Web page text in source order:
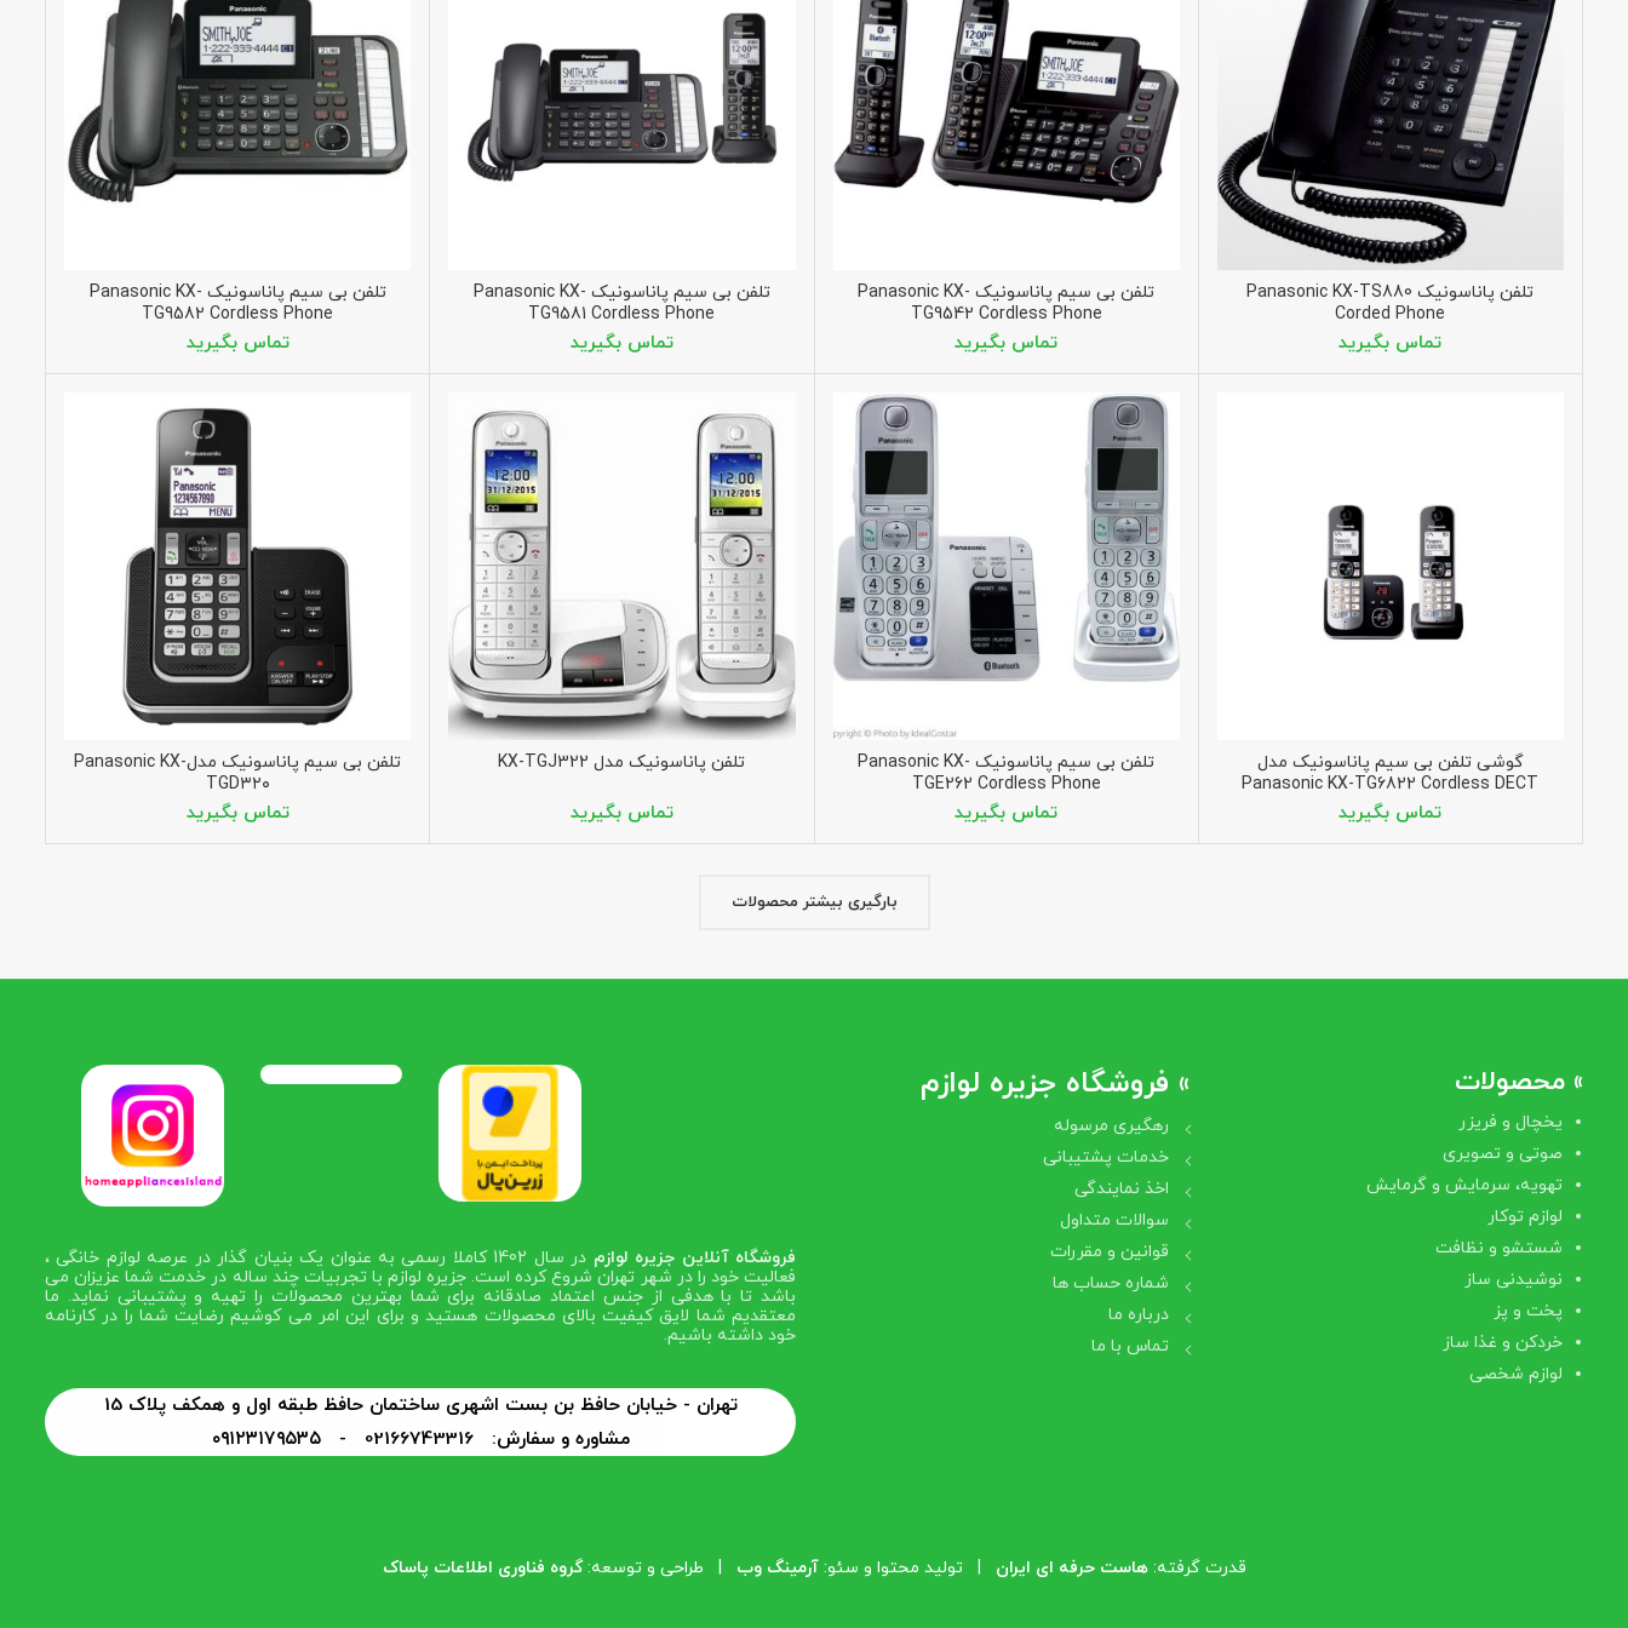
تلفن پاناسونیک Panasonic KX-TS880
Corded Phone
تلفن بی سیم پاناسونیک Panasonic KX-
TG9542 Cordless Phone
تلفن بی سیم پاناسونیک Panasonic KX-
TG9581 Cordless Phone
تلفن بی سیم پاناسونیک Panasonic KX-
TG9582 Cordless Phone
گوشی تلفن بی سیم پاناسونیک مدل
Panasonic KX-TG6822 Cordless DECT
telephone set
تلفن بی سیم پاناسونیک Panasonic KX-
TGE262 Cordless Phone
تلفن پاناسونیک مدل KX-TGJ322
تلفن بی سیم پاناسونیک مدلPanasonic KX-
TGD۳۲۰
بارگیری بیشتر محصولات
فروشگاه آنلاین جزیره لوازم
در سال 1402 کاملا رسمی به عنوان یک بنیان گذار در عرصه لوازم خانگی ،
فعالیت خود را در شهر تهران شروع کرده است. جزیره لوازم با تجربیات چند ساله در خدمت شما عزیزان می
باشد تا با هدفی از جنس اعتماد صادقانه برای شما بهترین محصولات را تهیه و پشتیبانی نماید. ما
معتقدیم شما لایق کیفیت بالای محصولات هستید و برای این امر می کوشیم رضایت شما را در کارنامه
خود داشته باشیم.
تهران - خیابان حافظ بن بست اشهری ساختمان حافظ طبقه اول و همکف پلاک 15
مشاوره و سفارش: 02166743316 -
۰۹۱۲۳۱۷۹۵۳۵
» فروشگاه جزیره لوازم
رهگیری مرسوله
خدمات پشتیبانی
اخذ نمایندگی
سوالات متداول
قوانین و مقررات
شماره حساب ها
درباره ما
تماس با ما
» محصولات
یخچال و فریزر
صوتی و تصویری
تهویه، سرمایش و گرمایش
لوازم توکار
شستشو و نظافت
نوشیدنی ساز
پخت و پز
خردکن و غذا ساز
لوازم شخصی
قدرت گرفته:هاست حرفه ای ایران | تولید محتوا و سئو:آرمینگ وب | طراحی و توسعه:گروه فناوری اطلاعات پاساک